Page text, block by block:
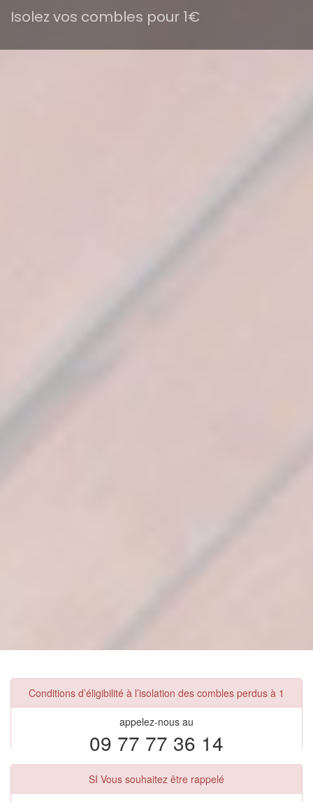
Isolez vos combles pour 1€
Conditions d’éligibilité à l’isolation des combles perdus à 1
appelez-nous au
09 77 77 36 14
SI Vous souhaitez être rappelé